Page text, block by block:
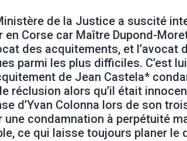
de la Justice a suscité
en Corse car Maître Dupond-
des acquitements, et l’avocat
parmi les plus difficiles. C’est
de Jean Castela*
réclusion alors qu’il était
d’Yvan Colonna lors de son
une condamnation à perpétuité
ce qui laisse toujours planer le